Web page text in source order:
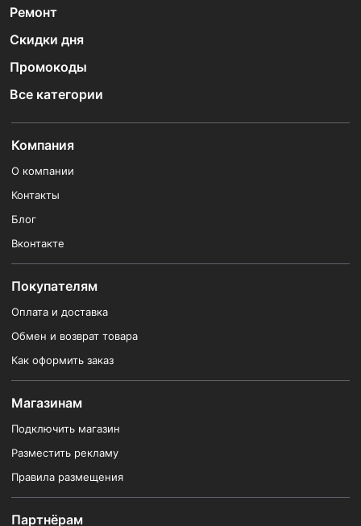
Ремонт
Скидки дня
Промокоды
Все категории
Компания
О компании
Контакты
Блог
Вконтакте
Покупателям
Оплата и доставка
Обмен и возврат товара
Как оформить заказ
Магазинам
Подключить магазин
Разместить рекламу
Правила размещения
Партнёрам